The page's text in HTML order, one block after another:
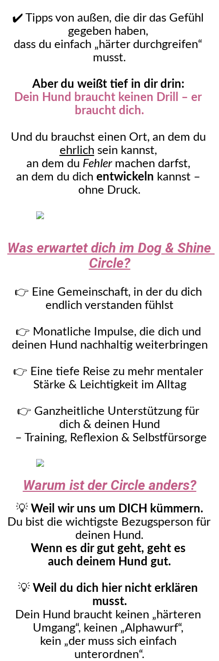
✔️ Tipps von außen, die dir das Gefühl
gegeben haben,
dass du einfach „härter durchgreifen“
musst.
Aber du weißt tief in dir drin:
Dein Hund braucht keinen Drill – er
braucht dich.
ehrlich sein kannst,
an dem du Fehler machen darfst,
an dem du dich entwickeln kannst –
ohne Druck.
Was erwartet dich im Dog & Shine
Circle?
👉 Eine Gemeinschaft, in der du dich
endlich verstanden fühlst
👉 Monatliche Impulse, die dich und
deinen Hund nachhaltig weiterbringen
👉 Eine tiefe Reise zu mehr mentaler
Stärke & Leichtigkeit im Alltag
👉 Ganzheitliche Unterstützung für
dich & deinen Hund
– Training, Reflexion & Selbstfürsorge
Warum ist der Circle anders?
💡 Weil wir uns um DICH kümmern.
Du bist die wichtigste Bezugsperson für
deinen Hund.
Wenn es dir gut geht, geht es
auch deinem Hund gut.
💡 Weil du dich hier nicht erklären
musst.
Dein Hund braucht keinen „härteren
Umgang“, keinen „Alphawurf“,
kein „der muss sich einfach
unterordnen“.